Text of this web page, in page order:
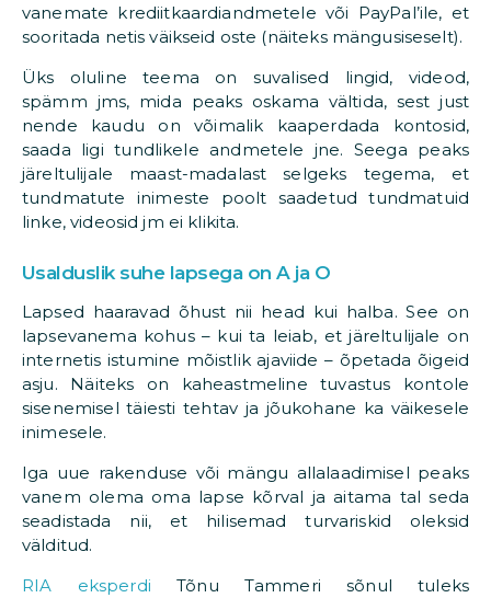
vanemate krediitkaardiandmetele või PayPal’ile, et
sooritada netis väikseid oste (näiteks mängusiseselt).
Üks oluline teema on suvalised lingid, videod,
spämm jms, mida peaks oskama vältida, sest just
nende kaudu on võimalik kaaperdada kontosid,
saada ligi tundlikele andmetele jne. Seega peaks
järeltulijale maast-madalast selgeks tegema, et
tundmatute inimeste poolt saadetud tundmatuid
linke, videosid jm ei klikita.
Usalduslik suhe lapsega on A ja O
Lapsed haaravad õhust nii head kui halba. See on
lapsevanema kohus – kui ta leiab, et järeltulijale on
internetis istumine mõistlik ajaviide – õpetada õigeid
asju. Näiteks on kaheastmeline tuvastus kontole
sisenemisel täiesti tehtav ja jõukohane ka väikesele
inimesele.
Iga uue rakenduse või mängu allalaadimisel peaks
vanem olema oma lapse kõrval ja aitama tal seda
seadistada nii, et hilisemad turvariskid oleksid
välditud.
RIA eksperdi Tõnu Tammeri sõnul tuleks